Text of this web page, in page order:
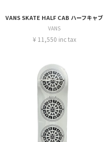
VANS SKATE HALF CAB ハーフキャブ
VANS
¥ 11,550 inc tax